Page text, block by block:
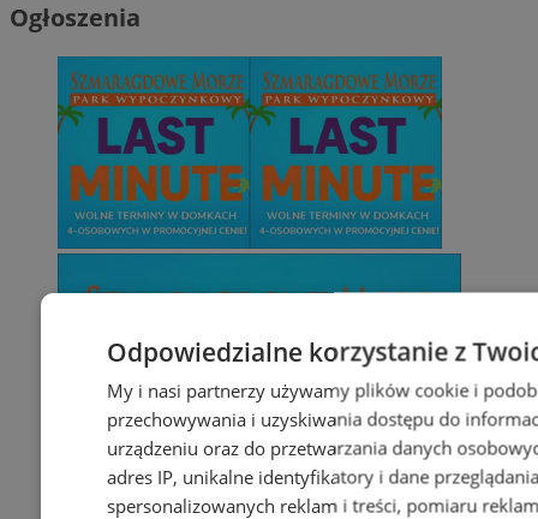
Ogłoszenia
Odpowiedzialne korzystanie z
My i nasi partnerzy używamy plików cookie i
przechowywania i uzyskiwania dostępu do
urządzeniu oraz do przetwarzania danych
adres IP, unikalne identyfikatory i dane
spersonalizowanych reklam i treści, pomiaru